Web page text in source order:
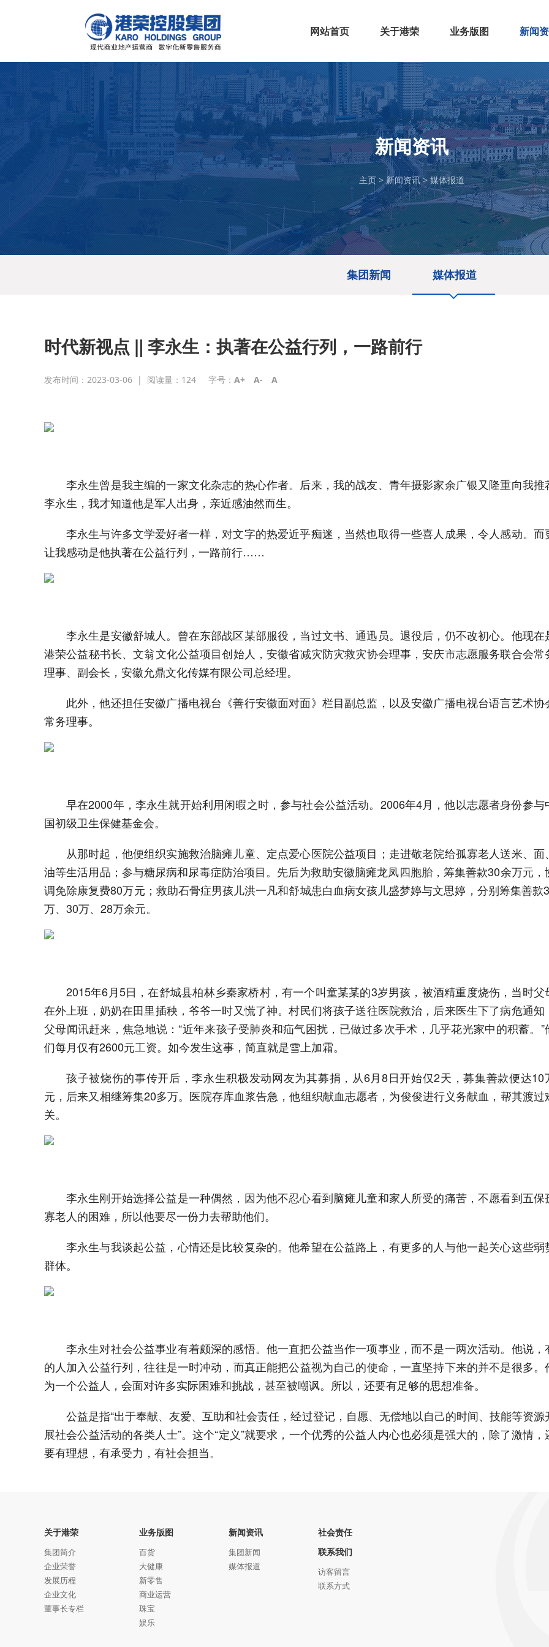
网站首页 关于港荣 业务版图 新闻
新闻资讯
主页>新闻资讯>媒体报道
集团新闻 媒体报道
时代新视点 ‖ 李永生：执著在公益行列，一路前行
发布时间：2023-03-06 | 阅读量： 124 字号： A+ A- A
李永生曾是我主编的一家文化杂志的热心作者。后来，我的战友、青年摄影家余广银又隆重向我推
李永生，我才知道他是军人出身，亲近感油然而生。
李永生与许多文学爱好者一样，对文字的热爱近乎痴迷，当然也取得一些喜人成果，令人感动。而
让我感动是他执著在公益行列，一路前行……
李永生是安徽舒城人。曾在东部战区某部服役，当过文书、通迅员。退役后，仍不改初心。他现在
港荣公益秘书长、文翁文化公益项目创始人，安徽省减灾防灾救灾协会理事，安庆市志愿服务联合会常
理事、副会长，安徽允鼎文化传媒有限公司总经理。
此外，他还担任安徽广播电视台《善行安徽面对面》栏目副总监，以及安徽广播电视台语言艺术协
常务理事。
早在2000年，李永生就开始利用闲暇之时，参与社会公益活动。2006年4月，他以志愿者身份参与
国初级卫生保健基金会。
从那时起，他便组织实施救治脑瘫儿童、定点爱心医院公益项目；走进敬老院给孤寡老人送米、面、
油等生活用品；参与糖尿病和尿毒症防治项目。先后为救助安徽脑瘫龙凤四胞胎，筹集善款30余万元，
调免除康复费80万元；救助石骨症男孩儿洪一凡和舒城患白血病女孩儿盛梦婷与文思婷，分别筹集善款
万、30万、28万余元。
2015年6月5日，在舒城县柏林乡秦家桥村，有一个叫童某某的3岁男孩，被酒精重度烧伤，当时父
在外上班，奶奶在田里插秧，爷爷一时又慌了神。村民们将孩子送往医院救治，后来医生下了病危通知
父母闻讯赶来，焦急地说：“近年来孩子受肺炎和疝气困扰，已做过多次手术，几乎花光家中的积蓄。”
们每月仅有2600元工资。如今发生这事，简直就是雪上加霜。
孩子被烧伤的事传开后，李永生积极发动网友为其募捐，从6月8日开始仅2天，募集善款便达10
元，后来又相继筹集20多万。医院存库血浆告急，他组织献血志愿者，为俊俊进行义务献血，帮其渡过
关。
李永生刚开始选择公益是一种偶然，因为他不忍心看到脑瘫儿童和家人所受的痛苦，不愿看到五保
寡老人的困难，所以他要尽一份力去帮助他们。
李永生与我谈起公益，心情还是比较复杂的。他希望在公益路上，有更多的人与他一起关心这些弱
群体。
李永生对社会公益事业有着颇深的感悟。他一直把公益当作一项事业，而不是一两次活动。他说，
的人加入公益行列，往往是一时冲动，而真正能把公益视为自己的使命，一直坚持下来的并不是很多。
为一个公益人，会面对许多实际困难和挑战，甚至被嘲讽。所以，还要有足够的思想准备。
公益是指“出于奉献、友爱、互助和社会责任，经过登记，自愿、无偿地以自己的时间、技能等资源
展社会公益活动的各类人士”。这个“定义”就要求，一个优秀的公益人内心也必须是强大的，除了激情，
要有理想，有承受力，有社会担当。
关于港荣
集团简介
企业荣誉
发展历程
企业文化
董事长专栏
业务版图
百货
大健康
新零售
商业运营
珠宝
娱乐
新闻资讯
集团新闻
媒体报道
社会责任
联系我们
访客留言
联系方式